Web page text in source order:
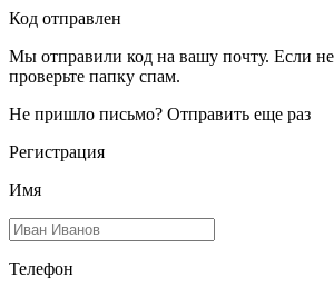
Код отправлен
Мы отправили код на вашу почту. Если
проверьте папку спам.
Не пришло письмо? Отправить еще раз
Регистрация
Имя
Телефон